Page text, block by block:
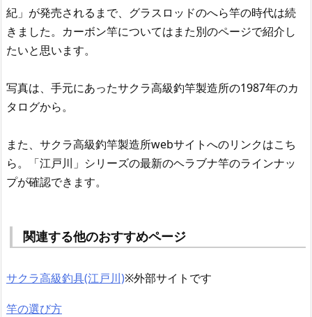
紀」が発売されるまで、グラスロッドのへら竿の時代は続
きました。カーボン竿についてはまた別のページで紹介し
たいと思います。
写真は、手元にあったサクラ高級釣竿製造所の1987年のカ
タログから。
また、サクラ高級釣竿製造所webサイトへのリンクはこち
ら。「江戸川」シリーズの最新のヘラブナ竿のラインナッ
プが確認できます。
関連する他のおすすめページ
サクラ高級釣具(江戸川)※外部サイトです
竿の選び方